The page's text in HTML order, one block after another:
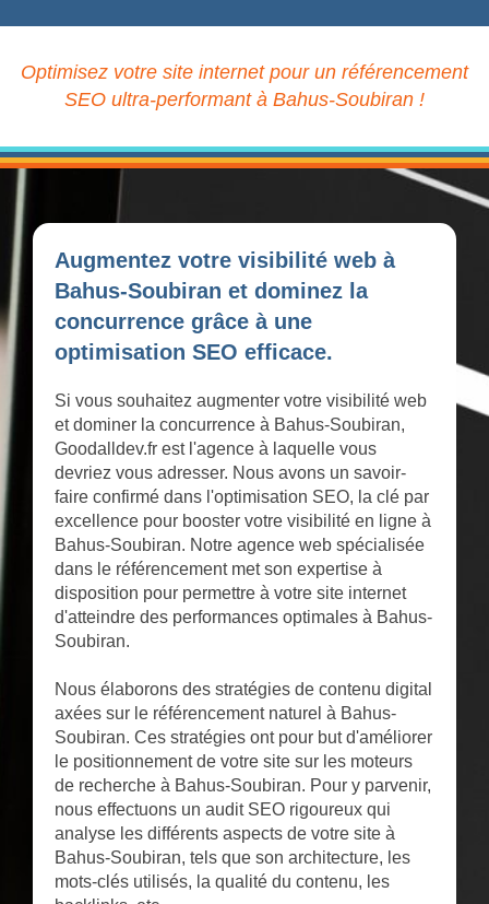
Optimisez votre site internet pour un référencement
SEO ultra-performant à Bahus-Soubiran !
Augmentez votre visibilité web à
Bahus-Soubiran et dominez la
concurrence grâce à une
optimisation SEO efficace.
Si vous souhaitez augmenter votre visibilité web
et dominer la concurrence à Bahus-Soubiran,
Goodalldev.fr est l'agence à laquelle vous
devriez vous adresser. Nous avons un savoir-
faire confirmé dans l'optimisation SEO, la clé par
excellence pour booster votre visibilité en ligne à
Bahus-Soubiran. Notre agence web spécialisée
dans le référencement met son expertise à
disposition pour permettre à votre site internet
d'atteindre des performances optimales à Bahus-
Soubiran.
Nous élaborons des stratégies de contenu digital
axées sur le référencement naturel à Bahus-
Soubiran. Ces stratégies ont pour but d'améliorer
le positionnement de votre site sur les moteurs
de recherche à Bahus-Soubiran. Pour y parvenir,
nous effectuons un audit SEO rigoureux qui
analyse les différents aspects de votre site à
Bahus-Soubiran, tels que son architecture, les
mots-clés utilisés, la qualité du contenu, les